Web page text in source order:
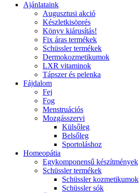
Ajánlataink
Augusztusi akció
Készletkisöprés
Könyv kiárusítás!
Fix áras termékek
Schüssler termékek
Dermokozmetikumok
LXR vitaminok
Tápszer és pelenka
Fájdalom
Fej
Fog
Menstruációs
Mozgásszervi
Külsőleg
Belsőleg
Sportoláshoz
Homeopátia
Egykomponensű készítmények
Schüssler termékek
Schüssler kozmetikumok
Schüssler sók